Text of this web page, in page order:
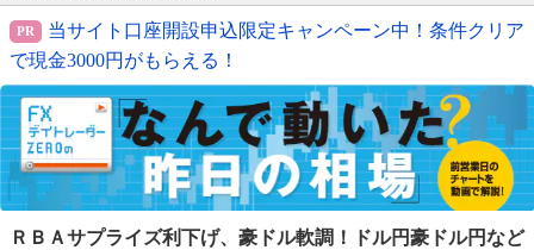
当サイト口座開設申込限定キャンペーン中！条件クリア
で現金3000円がもらえる！
ＲＢＡサプライズ利下げ、豪ドル軟調！
ドル円豪ドル円など